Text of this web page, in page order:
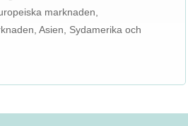
marknaden,
Asien, Sydamerika och